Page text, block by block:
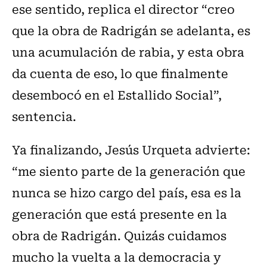
ese sentido, replica el director “creo
que la obra de Radrigán se adelanta, es
una acumulación de rabia, y esta obra
da cuenta de eso, lo que finalmente
desembocó en el Estallido Social”,
sentencia.
Ya finalizando, Jesús Urqueta advierte:
“me siento parte de la generación que
nunca se hizo cargo del país, esa es la
generación que está presente en la
obra de Radrigán. Quizás cuidamos
mucho la vuelta a la democracia y